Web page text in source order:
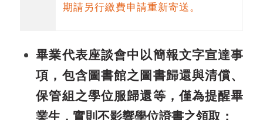
期請另行繳費申請重新寄送。
畢業代表座談會中以簡報文字宣達事
項，包含圖書館之圖書歸還與清償、
保管組之學位服歸還等，僅為提醒畢
業生，實則不影響學位證書之領取；